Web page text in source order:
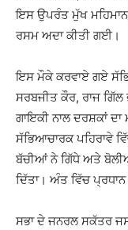
ਇਸ ਉਪਰੰਤ ਮੁੱਖ
ਰਸਮ ਅਦਾ ਕੀਤੀ ਗਈ।
ਇਸ ਮੌਕੇ ਕਰਵਾਏ ਗਏ
ਸਰਬਜੀਤ ਕੌਰ, ਰਾਜ
ਗਾਇਕੀ ਨਾਲ ਦਰਸ਼ਕਾਂ
ਸੱਭਿਆਚਾਰਕ ਪਹਿਰਾਵੇ
ਬੱਚੀਆਂ ਨੇ ਗਿੱਧੇ ਅਤੇ
ਦਿੱਤਾ। ਅੰਤ ਵਿੱਚ ਪ੍ਰਧਾਨ
ਸਭਾ ਦੇ ਜਨਰਲ ਸਕੱਤਰ